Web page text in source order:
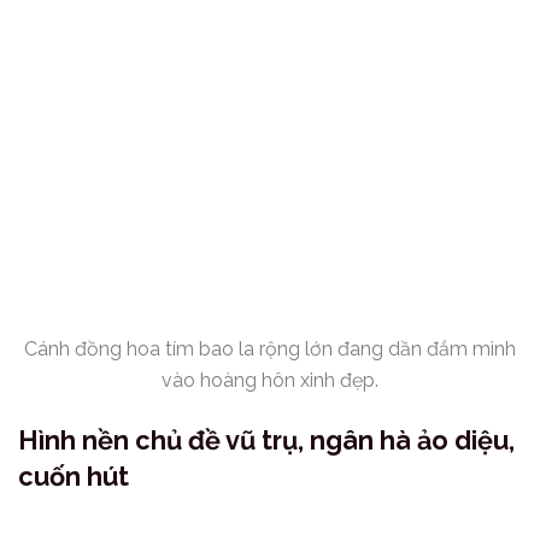
Cánh đồng hoa tím bao la rộng lớn đang dần đắm mình
vào hoàng hôn xinh đẹp.
Hình nền chủ đề vũ trụ, ngân hà ảo diệu,
cuốn hút